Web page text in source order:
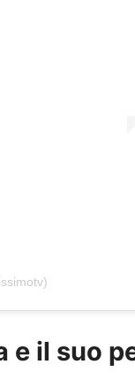
e il suo